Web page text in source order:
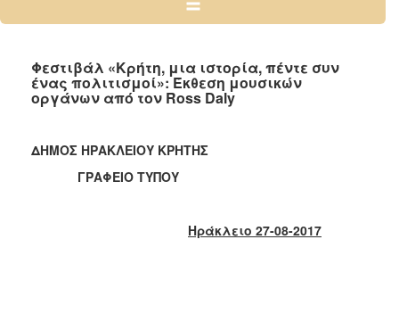
2024
2022
Φεστιβάλ «Κρήτη, μια ιστορία, πέντε συν
ένας πολιτισμοί»: Έκθεση μουσικών
οργάνων από τον Ross Daly
ΔΗΜΟΣ ΗΡΑΚΛΕΙΟΥ ΚΡΗΤΗΣ
ΓΡΑΦΕΙΟ ΤΥΠΟΥ
Ηράκλειο 27-08-2017